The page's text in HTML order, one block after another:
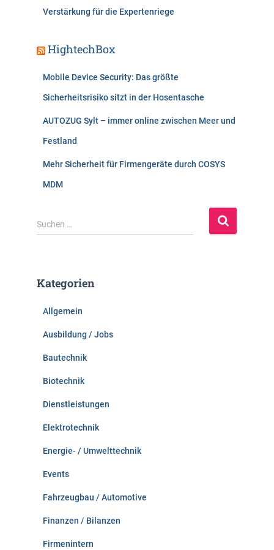
Verstärkung für die Expertenriege
HightechBox
Mobile Device Security: Das größte
Sicherheitsrisiko sitzt in der Hosentasche
AUTOZUG Sylt – immer online zwischen Meer und
Festland
Mehr Sicherheit für Firmengeräte durch COSYS
MDM
S
u
n
Suchen …
Kategorien
Allgemein
Ausbildung / Jobs
Bautechnik
Biotechnik
Dienstleistungen
Elektrotechnik
Energie- / Umwelttechnik
Events
Fahrzeugbau / Automotive
Finanzen / Bilanzen
Firmenintern